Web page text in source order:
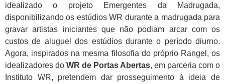
idealizado o projeto Emergentes da Madrugada,
disponibilizando os estúdios WR durante a madrugada para
gravar artistas iniciantes que não podiam arcar com os
custos de aluguel dos estúdios durante o período diurno.
Agora, inspirados na mesma filosofia do próprio Rangel, os
idealizadores do WR de Portas Abertas, em parceria com o
Instituto WR, pretendem dar prosseguimento à ideia de